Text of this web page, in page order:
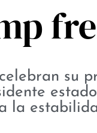
su
la